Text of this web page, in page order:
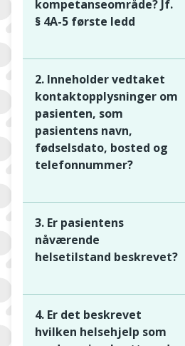
kompetanseområde? Jf.
§ 4A-5 første ledd
2. Inneholder vedtaket
kontaktopplysninger om
pasienten, som
pasientens navn,
fødselsdato, bosted og
telefonnummer?
3. Er pasientens
nåværende
helsetilstand beskrevet?
4. Er det beskrevet
hvilken helsehjelp som